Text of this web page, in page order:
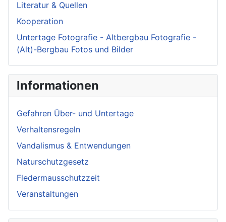
Literatur & Quellen
Kooperation
Untertage Fotografie - Altbergbau Fotografie -
(Alt)-Bergbau Fotos und Bilder
Informationen
Gefahren Über- und Untertage
Verhaltensregeln
Vandalismus & Entwendungen
Naturschutzgesetz
Fledermausschutzzeit
Veranstaltungen